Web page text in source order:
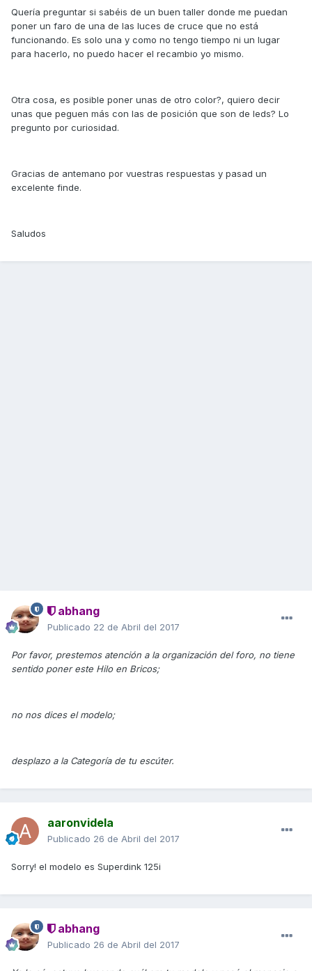
Quería preguntar si sabéis de un buen taller donde me puedan
poner un faro de una de las luces de cruce que no está
funcionando. Es solo una y como no tengo tiempo ni un lugar
para hacerlo, no puedo hacer el recambio yo mismo.
Otra cosa, es posible poner unas de otro color?, quiero decir
unas que peguen más con las de posición que son de leds? Lo
pregunto por curiosidad.
Gracias de antemano por vuestras respuestas y pasad un
excelente finde.
Saludos
abhang
Publicado 22 de Abril del 2017
Por favor, prestemos atención a la organización del foro, no tiene
sentido poner este Hilo en Bricos;
no nos dices el modelo;
desplazo a la Categoría de tu escúter.
aaronvidela
Publicado 26 de Abril del 2017
Sorry! el modelo es Superdink 125i
abhang
Publicado 26 de Abril del 2017